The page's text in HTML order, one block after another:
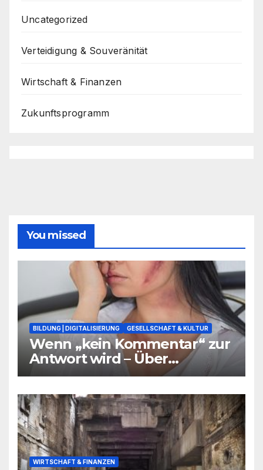
Uncategorized
Verteidigung & Souveränität
Wirtschaft & Finanzen
Zukunftsprogramm
You missed
BILDUNG | DIGITALISIERUNG GESELLSCHAFT & KULTUR
Wenn „kein Kommentar“ zur
Antwort wird – Über
Warnsignale aus Schulen, die
WIRTSCHAFT & FINANZEN